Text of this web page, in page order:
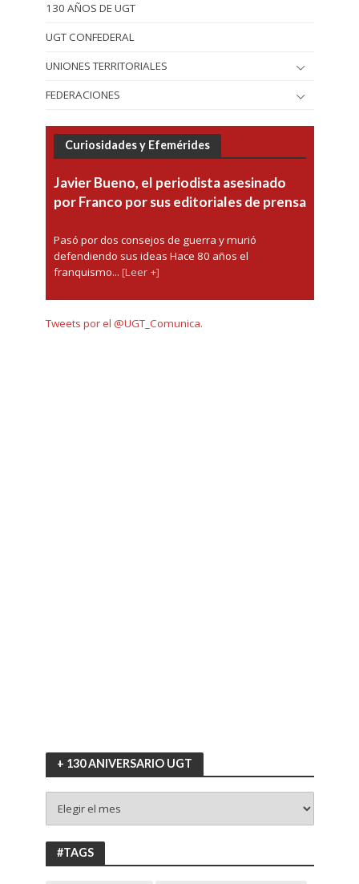
130 AÑOS DE UGT
UGT CONFEDERAL
UNIONES TERRITORIALES
FEDERACIONES
Curiosidades y Efemérides
Javier Bueno, el periodista asesinado
por Franco por sus editoriales de prensa
Pasó por dos consejos de guerra y murió
defendiendo sus ideas Hace 80 años el
franquismo... [Leer +]
Tweets por el @UGT_Comunica.
+ 130 ANIVERSARIO UGT
130
ANIVERSARIO
UGT
#TAGS